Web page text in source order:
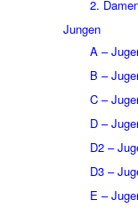
2.
Jungen
A –
B –
C –
D –
D2 –
D3 –
E –